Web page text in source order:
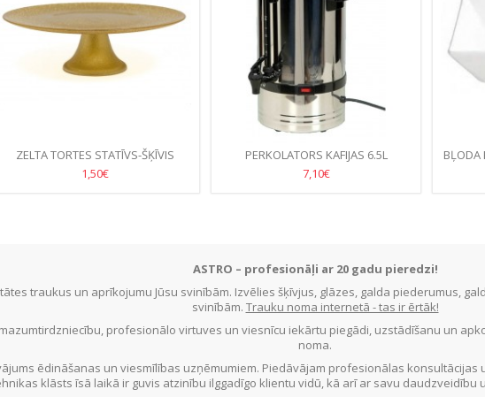
ZELTA TORTES STATĪVS-ŠĶĪVIS
GLITTER Ø 33CM
1,50€
PERKOLATORS KAFIJAS 6.5L
7,10€
BĻODA
ASTRO – profesionāļi ar 20 gadu pieredzi!
traukus un aprīkojumu Jūsu svinībām. Izvēlies šķīvjus, glāzes, galda piederumus,
svinībām. Trauku noma internetā - tas ir ērtāk!
profesionālo virtuves un viesnīcu iekārtu piegādi, uzstādīšanu un
noma.
ēdināšanas un viesmīlības uzņēmumiem. Piedāvājam profesionālas
klāsts īsā laikā ir guvis atzinību ilggadīgo klientu vidū, kā arī ar savu